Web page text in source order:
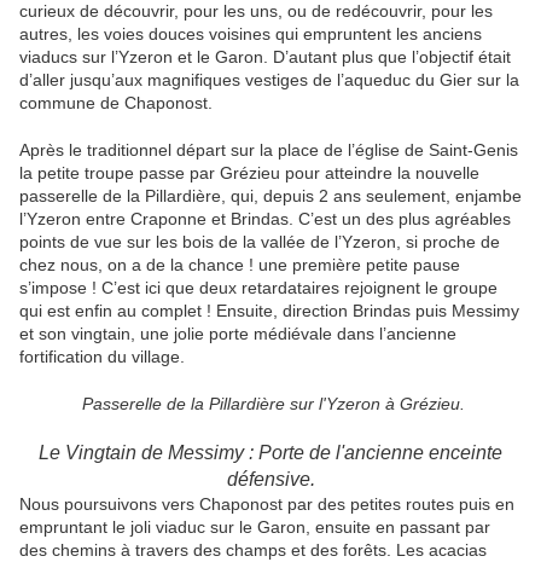
curieux de découvrir, pour les uns, ou de redécouvrir, pour les
autres, les voies douces voisines qui empruntent les anciens
viaducs sur l’Yzeron et le Garon. D’autant plus que l’objectif était
d’aller jusqu’aux magnifiques vestiges de l’aqueduc du Gier sur la
commune de Chaponost.
Après le traditionnel départ sur la place de l’église de Saint-Genis
la petite troupe passe par Grézieu pour atteindre la nouvelle
passerelle de la Pillardière, qui, depuis 2 ans seulement, enjambe
l’Yzeron entre Craponne et Brindas. C’est un des plus agréables
points de vue sur les bois de la vallée de l’Yzeron, si proche de
chez nous, on a de la chance ! une première petite pause
s’impose ! C’est ici que deux retardataires rejoignent le groupe
qui est enfin au complet ! Ensuite, direction Brindas puis Messimy
et son vingtain, une jolie porte médiévale dans l’ancienne
fortification du village.
Passerelle de la Pillardière sur l'Yzeron à Grézieu.
Le Vingtain de Messimy : Porte de l'ancienne enceinte
défensive.
Nous poursuivons vers Chaponost par des petites routes puis en
empruntant le joli viaduc sur le Garon, ensuite en passant par
des chemins à travers des champs et des forêts. Les acacias